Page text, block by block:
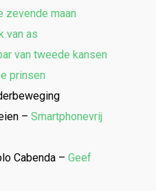
zevende maan
van as
van tweede kansen
prinsen
–Smartphonevrij
Cabenda –Geef